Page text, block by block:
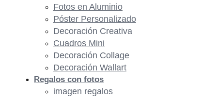
Fotos en Aluminio
Póster Personalizado
Decoración Creativa
Cuadros Mini
Decoración Collage
Decoración Wallart
Regalos con fotos
imagen regalos